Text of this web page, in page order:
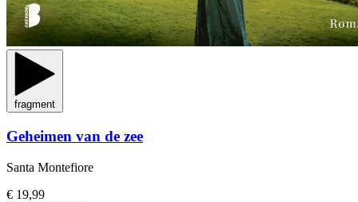
fragment
Geheimen van de zee
Santa Montefiore
€ 19,99